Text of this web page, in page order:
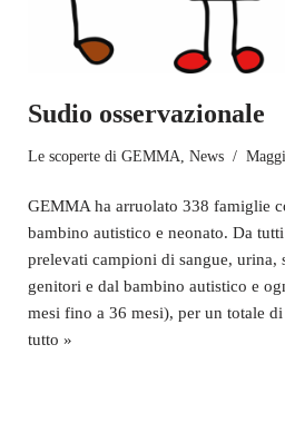
Sudio osservazionale
Le scoperte di GEMMA News
GEMMA ha arruolato 338 famiglie
bambino autistico e neonato. Da
prelevati campioni di sangue, urina,
genitori e dal bambino autistico e
mesi fino a 36 mesi), per un totale
tutto »